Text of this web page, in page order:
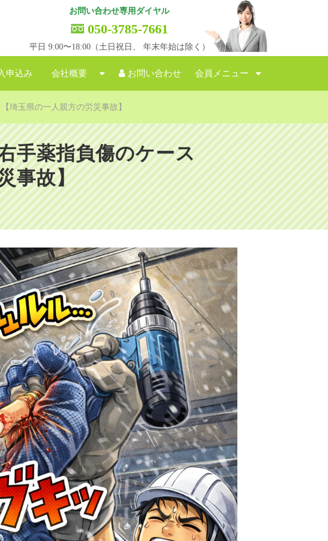
お問い合わせ専用ダイヤル
050-3785-7661
平日 9:00〜18:00（土日祝日、 年末年始は除く）
申込み 会社概要 お問い合わせ 会員メニュー
埼玉県の一人親方の労災事故】
手薬指負傷のケース
事故】